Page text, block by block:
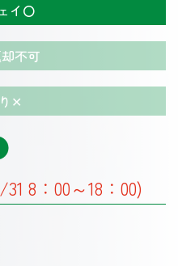
イ〇
不可
✕
31 8：00～18：00)